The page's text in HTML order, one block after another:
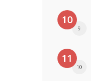
10
9
11
10